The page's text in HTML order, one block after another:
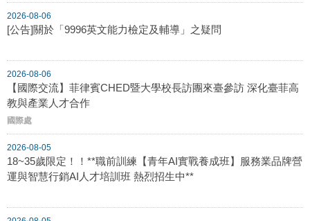
2026-08-06
[公告]關於「9996英文能力檢定及輔導」之疑問
2026-08-06
【國際交流】菲律賓CHED暨大學校長訪團來臺參訪 深化臺菲高
教與產業人才合作
國際處
2026-08-05
18~35歲限定！！**職前訓練【青年AI實戰養成班】服務業品牌營
運與智慧行銷AI人才培訓班 熱烈招生中**